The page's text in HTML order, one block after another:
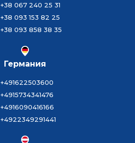
+38 067 240 25 31
+38 093 153 82 25
+38 093 858 38 35
Германия
+491622503600
+4915734341476
+4916090416166
+4922349291441